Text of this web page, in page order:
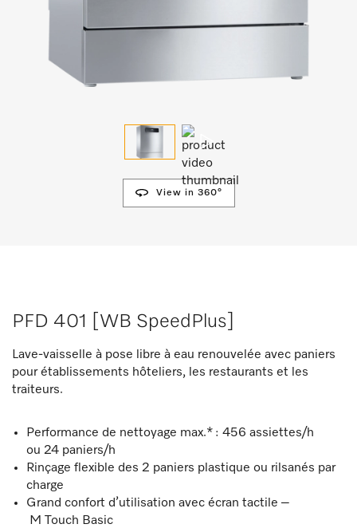
View in 360°
PFD 401 [WB SpeedPlus]
Lave-vaisselle à pose libre à eau renouvelée avec paniers
pour établissements hôteliers, les restaurants et les
traiteurs.
Performance de nettoyage max.* : 456 assiettes/h
ou 24 paniers/h
Rinçage flexible des 2 paniers plastique ou rilsanés par
charge
Grand confort d’utilisation avec écran tactile –
M Touch Basic